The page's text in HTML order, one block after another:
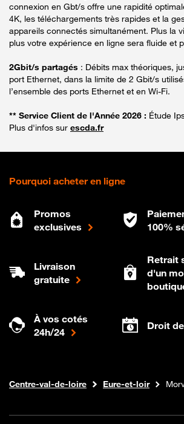
connexion en Gbt/s offre une rapidité
4K, les téléchargements très rapides et la
appareils connectés simultanément. Plus la
plus votre expérience en ligne sera fluide et
2Gbit/s partagés : Débits max théoriques,
port Ethernet, dans la limite de 2 Gbit/s
l’ensemble des ports Ethernet et en Wi-Fi.
** Service Client de l'Année 2026 : Étude
Plus d'infos sur escda.fr
Pourquoi acheter en ligne
Promos
exclusives
100%
Livraison
gratuite
Retrait
d'un
À vos cotés
24h/24
Droit
Boutique Orange
Internet fibre
Centre-val-de-loire Eure-et-loir